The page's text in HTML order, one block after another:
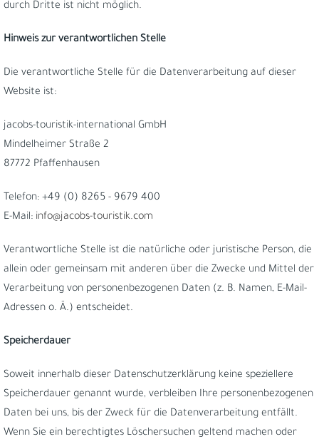
durch Dritte ist nicht möglich.
Hinweis zur verantwortlichen Stelle
Die verantwortliche Stelle für die Datenverarbeitung auf dieser
Website ist:
jacobs-touristik-international GmbH
Mindelheimer Straße 2
87772 Pfaffenhausen
Telefon: +49 (0) 8265 - 9679 400
E-Mail: info@jacobs-touristik.com
Verantwortliche Stelle ist die natürliche oder juristische Person, die
allein oder gemeinsam mit anderen über die Zwecke und Mittel der
Verarbeitung von personenbezogenen Daten (z. B. Namen, E-Mail-
Adressen o. Ä.) entscheidet.
Speicherdauer
Soweit innerhalb dieser Datenschutzerklärung keine speziellere
Speicherdauer genannt wurde, verbleiben Ihre personenbezogenen
Daten bei uns, bis der Zweck für die Datenverarbeitung entfällt.
Wenn Sie ein berechtigtes Löschersuchen geltend machen oder